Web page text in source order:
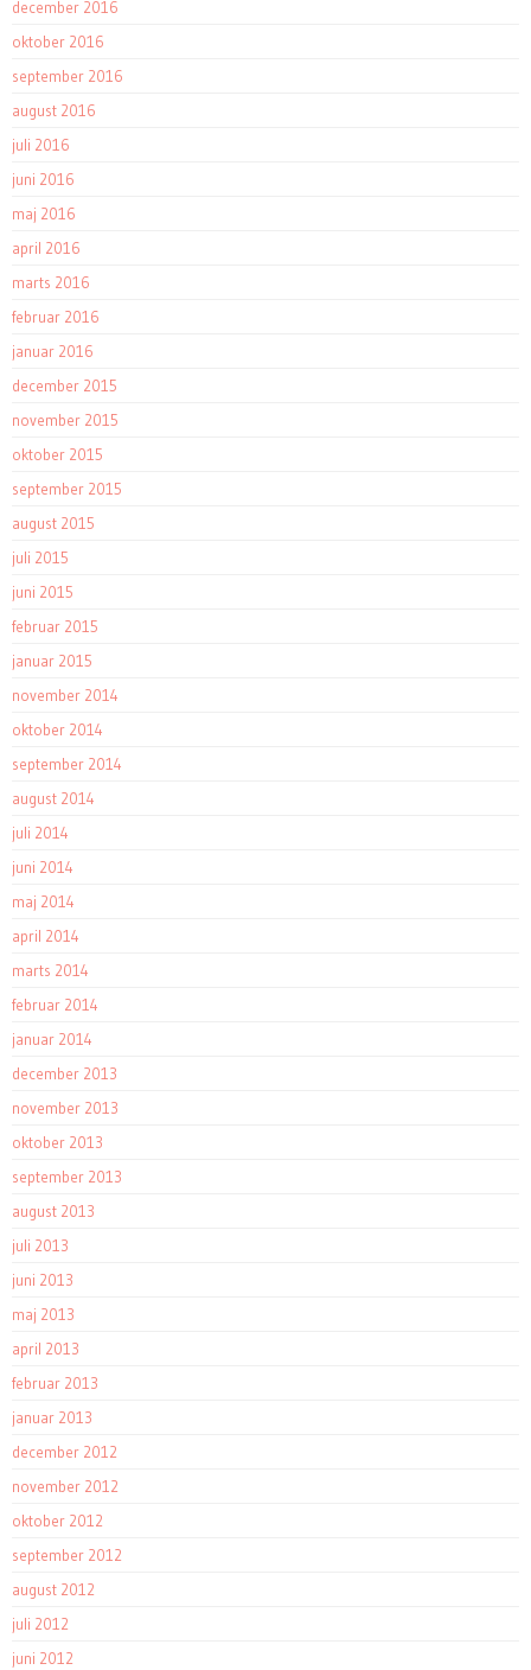
december 2016
oktober 2016
september 2016
august 2016
juli 2016
juni 2016
maj 2016
april 2016
marts 2016
februar 2016
januar 2016
december 2015
november 2015
oktober 2015
september 2015
august 2015
juli 2015
juni 2015
februar 2015
januar 2015
november 2014
oktober 2014
september 2014
august 2014
juli 2014
juni 2014
maj 2014
april 2014
marts 2014
februar 2014
januar 2014
december 2013
november 2013
oktober 2013
september 2013
august 2013
juli 2013
juni 2013
maj 2013
april 2013
februar 2013
januar 2013
december 2012
november 2012
oktober 2012
september 2012
august 2012
juli 2012
juni 2012